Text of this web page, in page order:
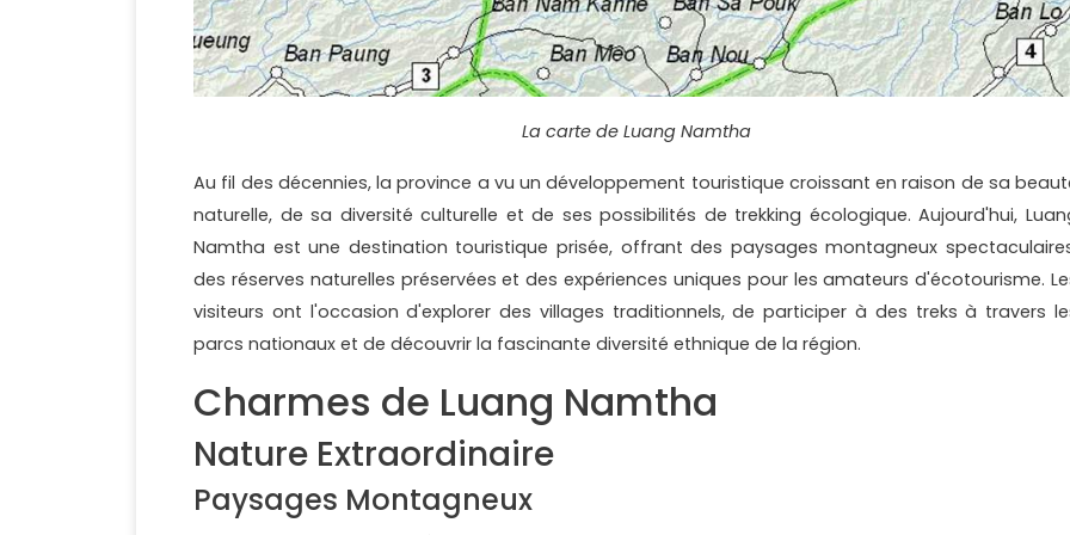
La carte de Luang Namtha
Au fil des décennies, la province a vu un développement touristique croissant en raison de sa
naturelle, de sa diversité culturelle et de ses possibilités de trekking écologique. Aujourd'hui,
Namtha est une destination touristique prisée, offrant des paysages montagneux
des réserves naturelles préservées et des expériences uniques pour les amateurs d'écotourisme.
visiteurs ont l'occasion d'explorer des villages traditionnels, de participer à des treks à travers
parcs nationaux et de découvrir la fascinante diversité ethnique de la région.
Charmes de Luang Namtha
Nature Extraordinaire
Paysages Montagneux